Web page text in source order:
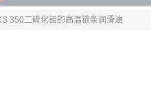
350二硫化钼的高温链条润滑油